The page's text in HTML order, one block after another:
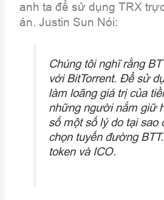
anh ta để sử dụng TRX
án. Justin Sun Nói:
Chúng tôi nghĩ rằng
với BitTorrent. Để sử
làm loãng giá trị của
những người nắm giữ
số một số lý do tại sao
chọn tuyến đường
token và ICO.